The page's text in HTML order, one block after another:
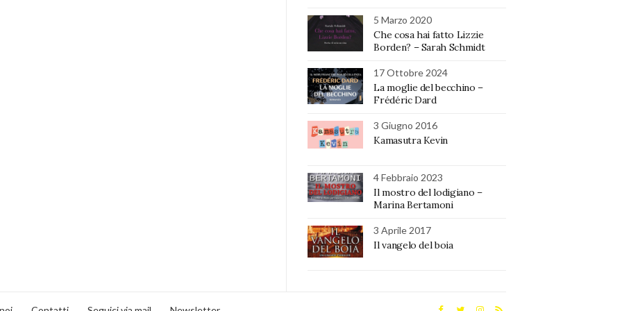
5 Marzo 2020
Che cosa hai fatto Lizzie
Borden? – Sarah Schmidt
17 Ottobre 2024
La moglie del becchino –
Frédéric Dard
3 Giugno 2016
Kamasutra Kevin
4 Febbraio 2023
Il mostro del lodigiano –
Marina Bertamoni
3 Aprile 2017
Il vangelo del boia